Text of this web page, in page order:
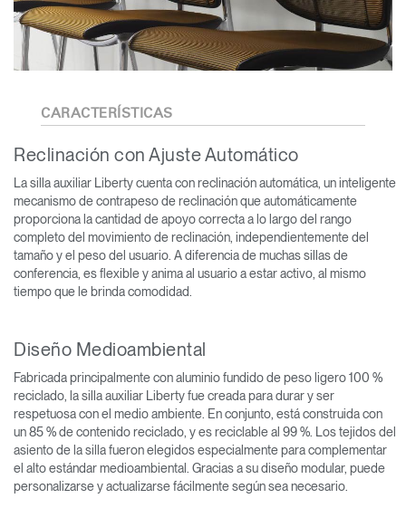
CARACTERÍSTICAS
Reclinación con Ajuste Automático
La silla auxiliar Liberty cuenta con reclinación automática, un inteligente
mecanismo de contrapeso de reclinación que automáticamente
proporciona la cantidad de apoyo correcta a lo largo del rango
completo del movimiento de reclinación, independientemente del
tamaño y el peso del usuario. A diferencia de muchas sillas de
conferencia, es flexible y anima al usuario a estar activo, al mismo
tiempo que le brinda comodidad.
Diseño Medioambiental
Fabricada principalmente con aluminio fundido de peso ligero 100 %
reciclado, la silla auxiliar Liberty fue creada para durar y ser
respetuosa con el medio ambiente. En conjunto, está construida con
un 85 % de contenido reciclado, y es reciclable al 99 %. Los tejidos del
asiento de la silla fueron elegidos especialmente para complementar
el alto estándar medioambiental. Gracias a su diseño modular, puede
personalizarse y actualizarse fácilmente según sea necesario.